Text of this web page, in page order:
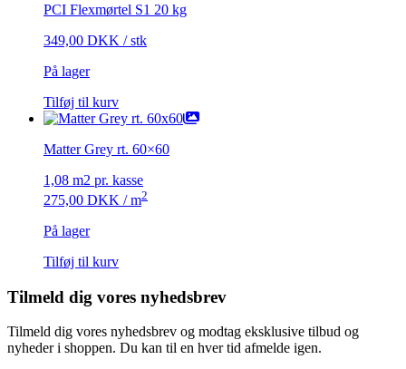
PCI Flexmørtel S1 20 kg
349,00 DKK / stk
På lager
Tilføj til kurv
Matter Grey rt. 60×60
1,08 m2 pr. kasse
275,00 DKK / m2
På lager
Tilføj til kurv
Tilmeld dig vores nyhedsbrev
Tilmeld dig vores nyhedsbrev og modtag eksklusive tilbud og
nyheder i shoppen. Du kan til en hver tid afmelde igen.